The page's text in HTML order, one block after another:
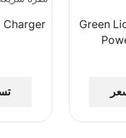
Green
Charger